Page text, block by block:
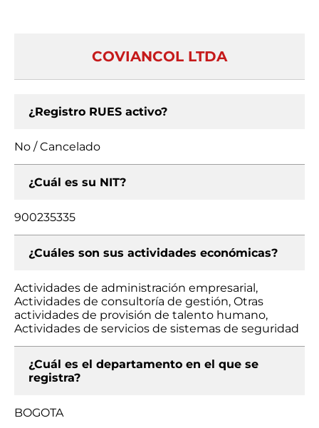
COVIANCOL LTDA
¿Registro RUES activo?
No / Cancelado
¿Cuál es su NIT?
900235335
¿Cuáles son sus actividades económicas?
Actividades de administración empresarial,
Actividades de consultoría de gestión, Otras
actividades de provisión de talento humano,
Actividades de servicios de sistemas de seguridad
¿Cuál es el departamento en el que se
registra?
BOGOTA